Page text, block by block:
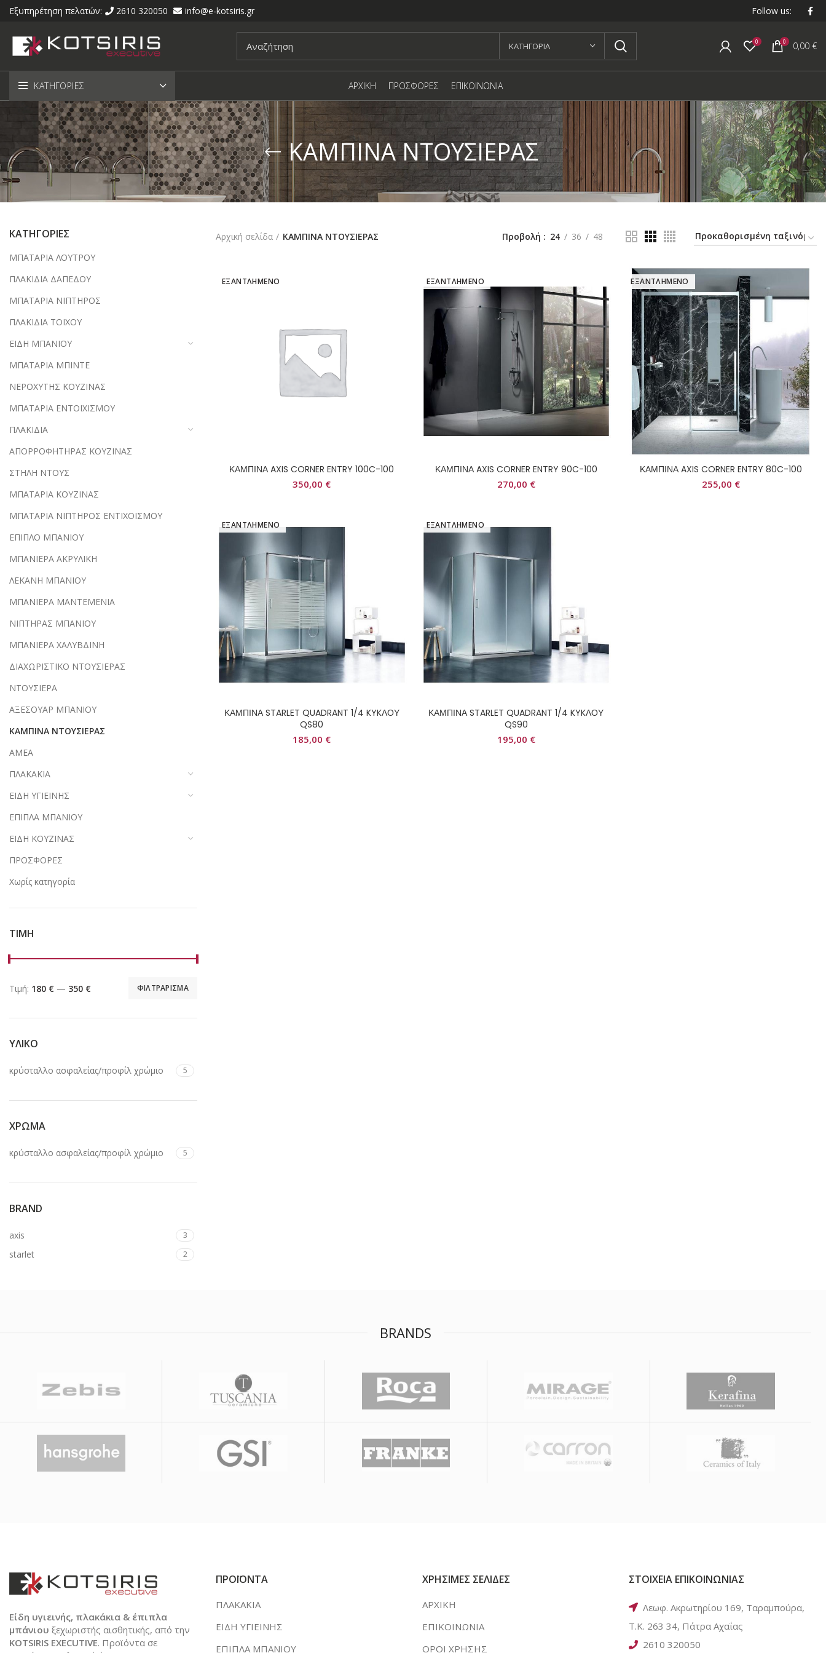
Εξυπηρέτηση πελατών: 2610 320050 info@e-kotsiris.gr Follow us:
KΑΤΗΓΟΡΙΑ 0 0 0,00 €
ΚΑΤΗΓΟΡΙΕΣ ΑΡΧΙΚΗ ΠΡΟΣΦΟΡΕΣ ΕΠΙΚΟΙΝΩΝΙΑ
ΚΑΜΠΙΝΑ ΝΤΟΥΣΙΕΡΑΣ
ΚΑΤΗΓΟΡΙΕΣ
ΜΠΑΤΑΡΙΑ ΛΟΥΤΡΟΥ
ΠΛΑΚΙΔΙΑ ΔΑΠΕΔΟΥ
ΜΠΑΤΑΡΙΑ ΝΙΠΤΗΡΟΣ
ΠΛΑΚΙΔΙΑ ΤΟΙΧΟΥ
ΕΙΔΗ ΜΠΑΝΙΟΥ
ΜΠΑΤΑΡΙΑ ΜΠΙΝΤΕ
ΝΕΡΟΧΥΤΗΣ ΚΟΥΖΙΝΑΣ
ΜΠΑΤΑΡΙΑ ΕΝΤΟΙΧΙΣΜΟΥ
ΠΛΑΚΙΔΙΑ
ΑΠΟΡΡΟΦΗΤΗΡΑΣ ΚΟΥΖΙΝΑΣ
ΣΤΗΛΗ ΝΤΟΥΣ
ΜΠΑΤΑΡΙΑ ΚΟΥΖΙΝΑΣ
ΜΠΑΤΑΡΙΑ ΝΙΠΤΗΡΟΣ ΕΝΤΙΧΟΙΣΜΟΥ
ΕΠΙΠΛΟ ΜΠΑΝΙΟΥ
ΜΠΑΝΙΕΡΑ ΑΚΡΥΛΙΚΗ
ΛΕΚΑΝΗ ΜΠΑΝΙΟΥ
ΜΠΑΝΙΕΡΑ ΜΑΝΤΕΜΕΝΙΑ
ΝΙΠΤΗΡΑΣ ΜΠΑΝΙΟΥ
ΜΠΑΝΙΕΡΑ ΧΑΛΥΒΔΙΝΗ
ΔΙΑΧΩΡΙΣΤΙΚΟ ΝΤΟΥΣΙΕΡΑΣ
ΝΤΟΥΣΙΕΡΑ
ΑΞΕΣΟΥΑΡ ΜΠΑΝΙΟΥ
ΚΑΜΠΙΝΑ ΝΤΟΥΣΙΕΡΑΣ
ΑΜΕΑ
ΠΛΑΚΑΚΙΑ
ΕΙΔΗ ΥΓΙΕΙΝΗΣ
ΕΠΙΠΛΑ ΜΠΑΝΙΟΥ
ΕΙΔΗ ΚΟΥΖΙΝΑΣ
ΠΡΟΣΦΟΡΕΣ
Χωρίς κατηγορία
ΤΙΜΗ
ΦΙΛΤΡΑΡΙΣΜΑ
Τιμή: 180 € — 350 €
ΥΛΙΚΟ
κρύσταλλο ασφαλείας/προφίλ χρώμιο 5
ΧΡΩΜΑ
κρύσταλλο ασφαλείας/προφίλ χρώμιο 5
BRAND
axis 3
starlet 2
Αρχική σελίδα ΚΑΜΠΙΝΑ ΝΤΟΥΣΙΕΡΑΣ Προβολή 24 36 48
ΕΞΑΝΤΛΗΜΕΝΟ
ΚΑΜΠΙΝΑ AXIS CORNER ENTRY 100C-100
350,00 €
ΕΞΑΝΤΛΗΜΕΝΟ
ΚΑΜΠΙΝΑ AXIS CORNER ENTRY 90C-100
270,00 €
ΕΞΑΝΤΛΗΜΕΝΟ
ΚΑΜΠΙΝΑ AXIS CORNER ENTRY 80C-100
255,00 €
ΕΞΑΝΤΛΗΜΕΝΟ
ΚΑΜΠΙΝΑ STARLET QUADRANT 1/4 KYKΛΟΥ
QS80
185,00 €
ΕΞΑΝΤΛΗΜΕΝΟ
ΚΑΜΠΙΝΑ STARLET QUADRANT 1/4 KYKΛΟΥ
QS90
195,00 €
BRANDS
Είδη υγιεινής, πλακάκια & έπιπλα
μπάνιου ξεχωριστής αισθητικής, από την
KOTSIRIS EXECUTIVE. Προϊόντα σε
ΠΡΟΪΟΝΤΑ
ΠΛΑΚΑΚΙΑ
ΕΙΔΗ ΥΓΙΕΙΝΗΣ
ΕΠΙΠΛΑ ΜΠΑΝΙΟΥ
ΧΡΗΣΙΜΕΣ ΣΕΛΙΔΕΣ
ΑΡΧΙΚΗ
ΕΠΙΚΟΙΝΩΝΙΑ
ΟΡΟΙ ΧΡΗΣΗΣ
ΣΤΟΙΧΕΙΑ ΕΠΙΚΟΙΝΩΝΙΑΣ
Λεωφ. Ακρωτηρίου 169, Ταραμπούρα,
Τ.Κ. 263 34, Πάτρα Αχαΐας
2610 320050